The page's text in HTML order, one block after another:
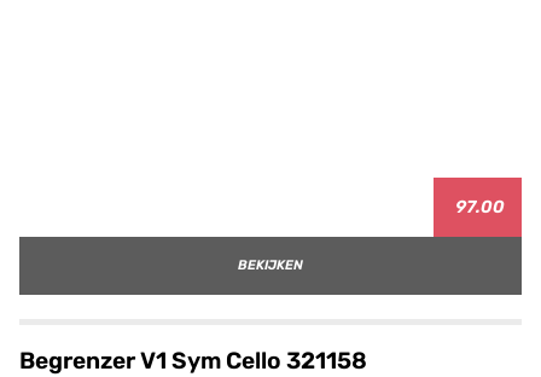
97.00
BEKIJKEN
Begrenzer V1 Sym Cello 321158